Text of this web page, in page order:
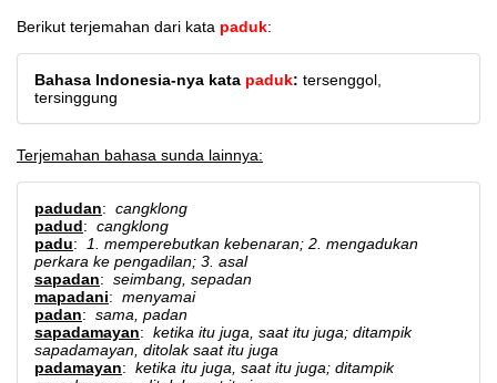
Berikut terjemahan dari kata paduk:
Bahasa Indonesia-nya kata paduk: tersenggol,
tersinggung
Terjemahan bahasa sunda lainnya:
padudan: cangklong
padud: cangklong
padu:
1. memperebutkan kebenaran; 2. mengadukan
perkara ke pengadilan; 3. asal
sapadan: seimbang, sepadan
mapadani: menyamai
padan: sama, padan
sapadamayan: ketika itu juga, saat itu juga; ditampik
sapadamayan, ditolak saat itu juga
padamayan: ketika itu juga, saat itu juga; ditampik